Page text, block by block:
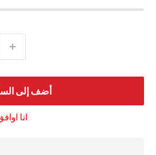
أضف إلى
انا